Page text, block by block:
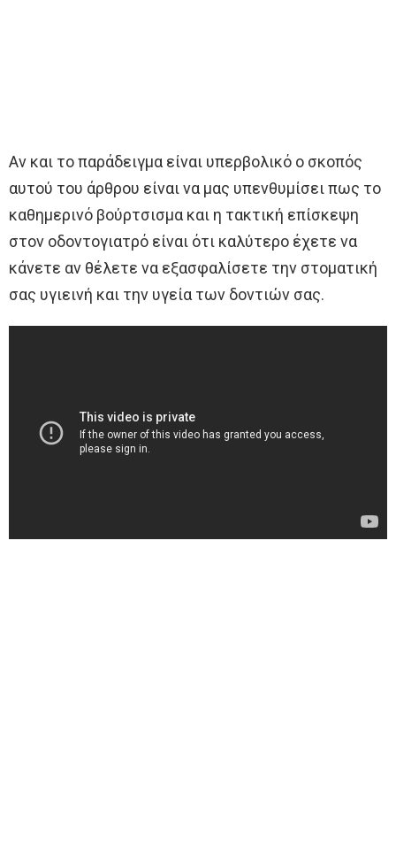
Αν και το παράδειγμα είναι υπερβολικό ο σκοπός
αυτού του άρθρου είναι να μας υπενθυμίσει πως το
καθημερινό βούρτσισμα και η τακτική επίσκεψη
στον οδοντογιατρό είναι ότι καλύτερο έχετε να
κάνετε αν θέλετε να εξασφαλίσετε την στοματική
σας υγιεινή και την υγεία των δοντιών σας.